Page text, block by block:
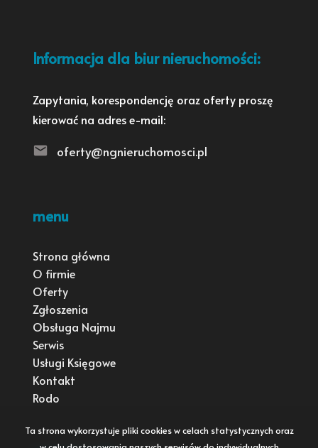
Informacja dla biur nieruchomości:
Zapytania, korespondencję oraz oferty proszę
kierować na adres e-mail:
oferty@ngnieruchomosci.pl
menu
Strona główna
O firmie
Oferty
Zgłoszenia
Obsługa Najmu
Serwis
Usługi Księgowe
Kontakt
Rodo
Ta strona wykorzystuje pliki cookies w celach statystycznych oraz